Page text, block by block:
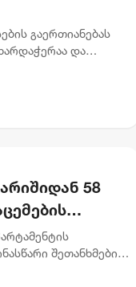
გაერთიანებას
და
58
მეორეს
შეთანხმებით